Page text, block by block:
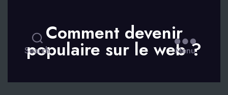
Search
Comment devenir
populaire sur le web ?
Menu